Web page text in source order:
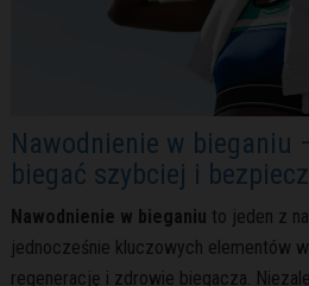
Nawodnienie w bieganiu
biegać szybciej i
Nawodnienie w bieganiu to jeden z
jednocześnie kluczowych elementów
regenerację i zdrowie biegacza.